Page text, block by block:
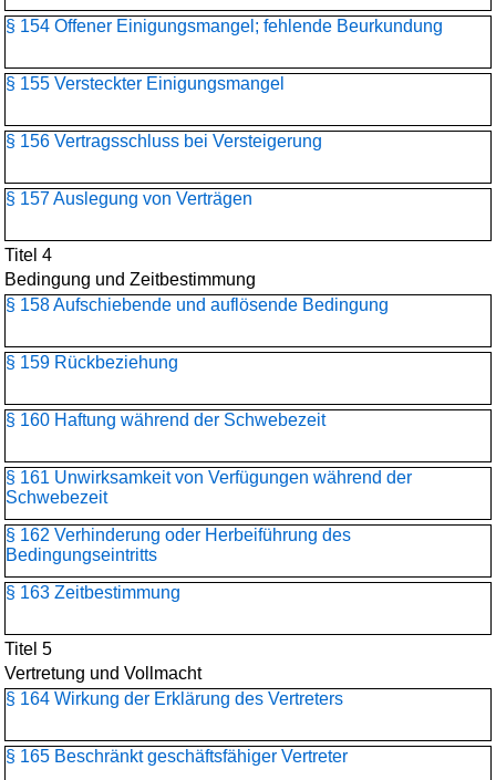
§ 154 Offener Einigungsmangel; fehlende Beurkundung
§ 155 Versteckter Einigungsmangel
§ 156 Vertragsschluss bei Versteigerung
§ 157 Auslegung von Verträgen
Titel 4
Bedingung und Zeitbestimmung
§ 158 Aufschiebende und auflösende Bedingung
§ 159 Rückbeziehung
§ 160 Haftung während der Schwebezeit
§ 161 Unwirksamkeit von Verfügungen während der
Schwebezeit
§ 162 Verhinderung oder Herbeiführung des
Bedingungseintritts
§ 163 Zeitbestimmung
Titel 5
Vertretung und Vollmacht
§ 164 Wirkung der Erklärung des Vertreters
§ 165 Beschränkt geschäftsfähiger Vertreter